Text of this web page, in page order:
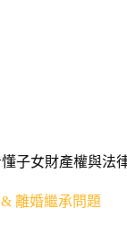
子女財產權與法
離婚繼承問題